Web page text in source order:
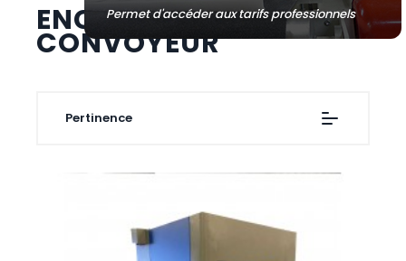
ENCOLLAGE SUR
CONVOYEUR
Pertinence
Permet d'accéder aux tarifs professionnels